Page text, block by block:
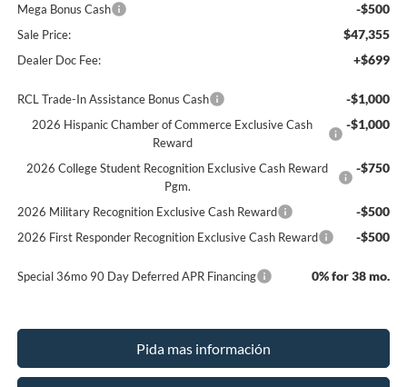
Mega Bonus Cash -$500
Sale Price: $47,355
Dealer Doc Fee: +$699
RCL Trade-In Assistance Bonus Cash -$1,000
2026 Hispanic Chamber of Commerce Exclusive Cash
Reward
-$1,000
2026 College Student Recognition Exclusive Cash Reward
Pgm.
-$750
2026 Military Recognition Exclusive Cash Reward -$500
2026 First Responder Recognition Exclusive Cash Reward -$500
Special 36mo 90 Day Deferred APR Financing 0% for 38 mo.
Pida mas información